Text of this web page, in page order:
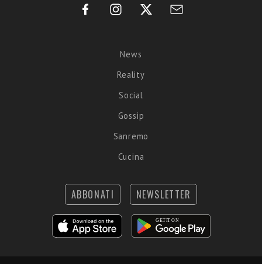
News
Reality
Social
Gossip
Sanremo
Cucina
ABBONATI NEWSLETTER